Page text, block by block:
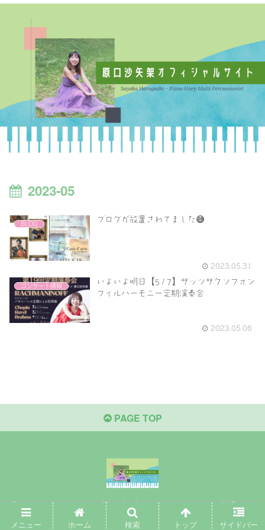
2023-05
BLOG ブログが放置されてました😅
2023.05.31
コンサート情報
いよいよ明日【5/7】ザッツサクソフォン
フィルハーモニー定期演奏会
2023.05.06
PAGE TOP
Copyright © 2020-2026 原口沙矢架オフィシャルサイト All Rights
Reserved.
メニュー ホーム 検索 トップ サイドバー